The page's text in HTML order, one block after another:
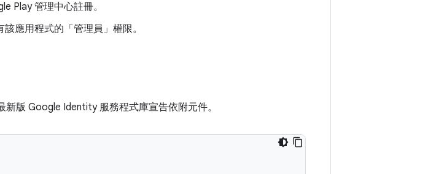
Play 管理中心註冊。
應用程式的「管理員」 權限。
新版 Google Identity 服務程式庫宣告依附元件。